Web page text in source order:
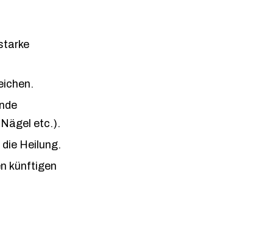
etc.).
Heilung.
künftigen